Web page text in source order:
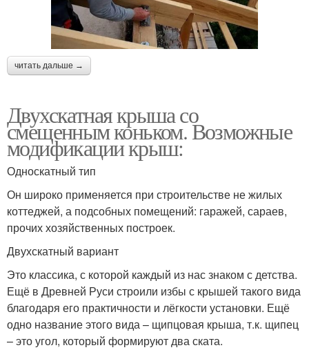
читать дальше →
Двухскатная крыша со
смещенным коньком. Возможные
модификации крыш:
Односкатный тип
Он широко применяется при строительстве не жилых
коттеджей, а подсобных помещений: гаражей, сараев,
прочих хозяйственных построек.
Двухскатный вариант
Это классика, с которой каждый из нас знаком с детства.
Ещё в Древней Руси строили избы с крышей такого вида
благодаря его практичности и лёгкости установки. Ещё
одно название этого вида – щипцовая крыша, т.к. щипец
– это угол, который формируют два ската.